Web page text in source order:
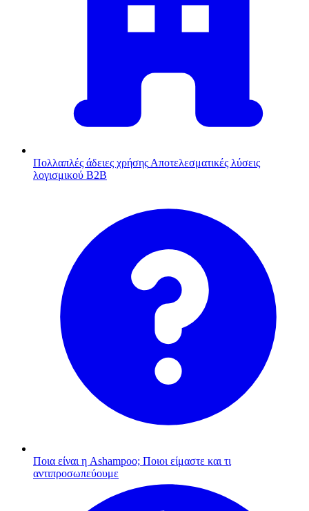
Πολλαπλές άδειες χρήσης Αποτελεσματικές λύσεις
λογισμικού B2B
Ποια είναι η Ashampoo; Ποιοι είμαστε και τι
αντιπροσωπεύουμε